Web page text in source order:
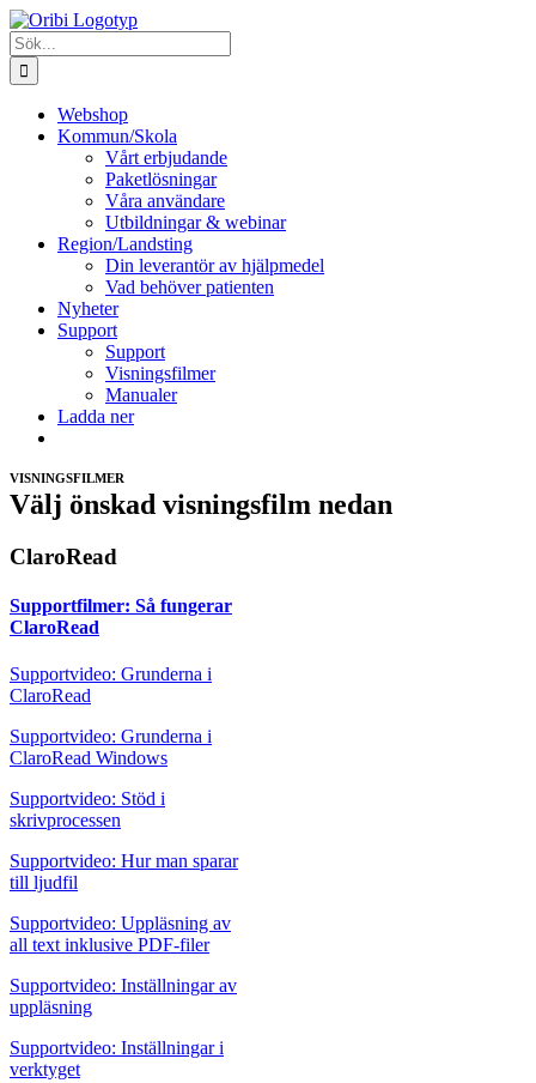
Fortsätt
till
innehållet
Sök
efter:
Webshop
Kommun/Skola
Vårt erbjudande
Paketlösningar
Våra användare
Utbildningar & webinar
Region/Landsting
Din leverantör av hjälpmedel
Vad behöver patienten
Nyheter
Support
Support
Visningsfilmer
Manualer
Ladda ner
VISNINGSFILMER
Välj önskad visningsfilm nedan
ClaroRead
Supportfilmer: Så fungerar
ClaroRead
Supportvideo: Grunderna i
ClaroRead
Supportvideo: Grunderna i
ClaroRead Windows
Supportvideo: Stöd i
skrivprocessen
Supportvideo: Hur man sparar
till ljudfil
Supportvideo: Uppläsning av
all text inklusive PDF-filer
Supportvideo: Inställningar av
uppläsning
Supportvideo: Inställningar i
verktyget